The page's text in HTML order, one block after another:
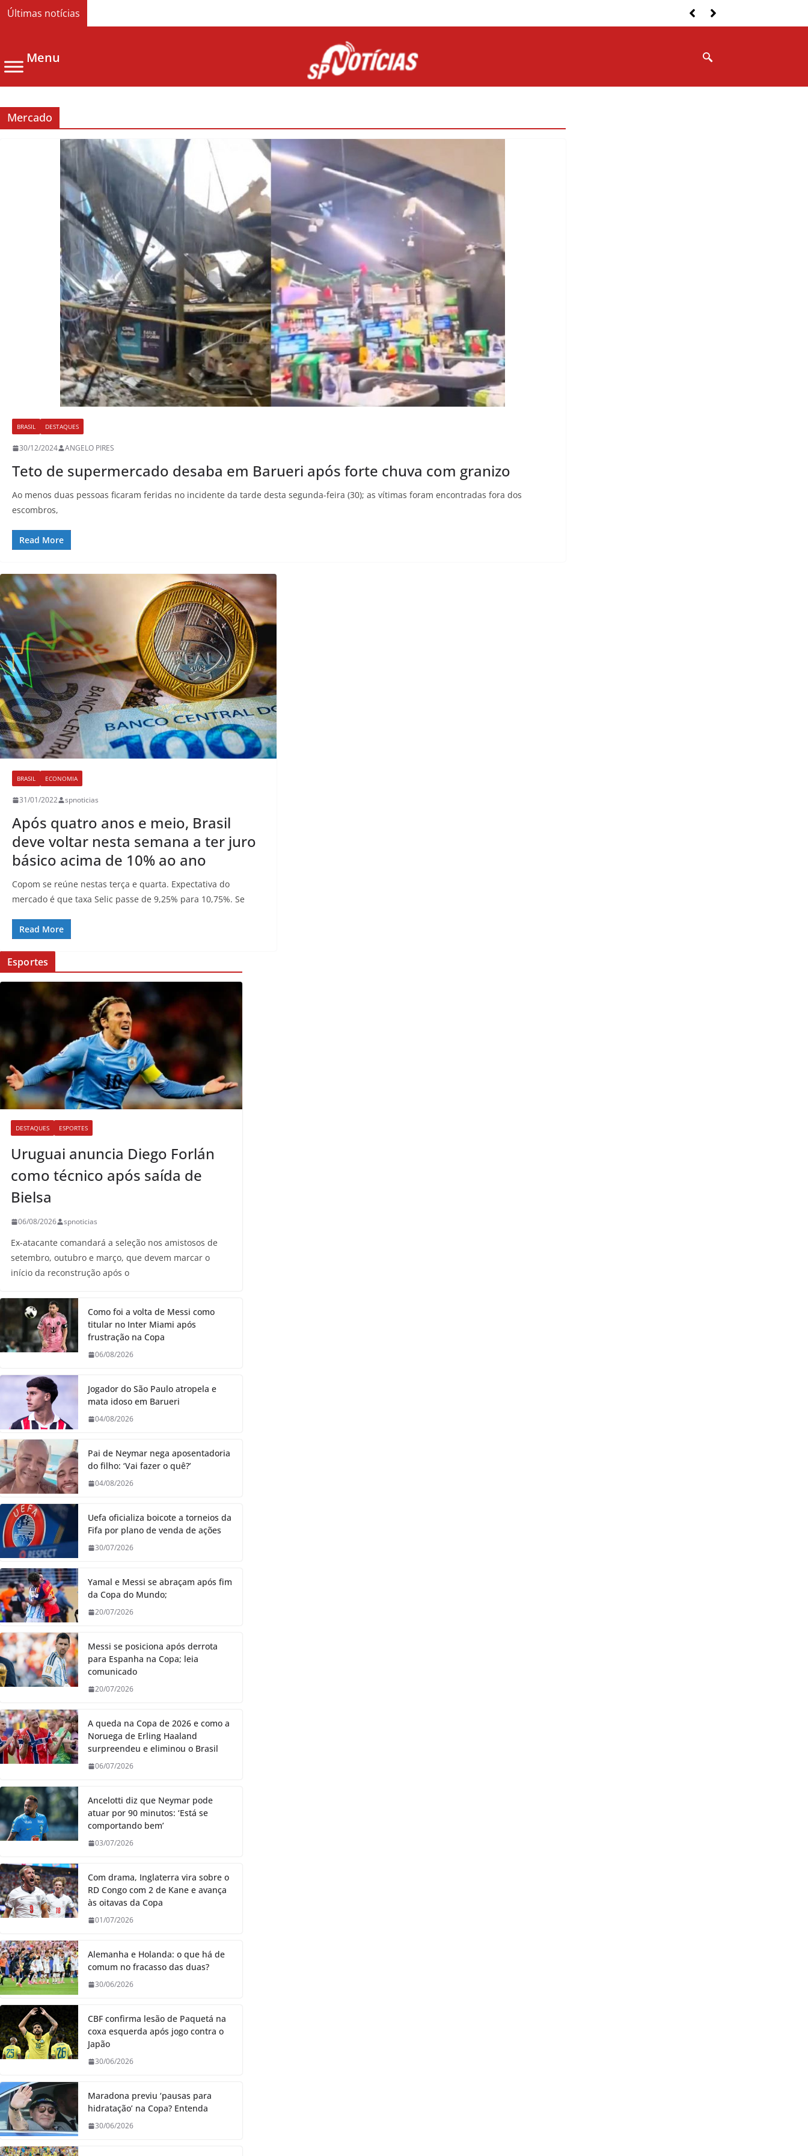
Últimas notícias
Menu
Mercado
BRASIL DESTAQUES
30/12/2024 ANGELO PIRES
Teto de supermercado desaba em Barueri após forte chuva com granizo
Ao menos duas pessoas ficaram feridas no incidente da tarde desta segunda-feira (30); as vítimas foram encontradas fora dos
escombros,
Read More
BRASIL ECONOMIA
31/01/2022 spnoticias
Após quatro anos e meio, Brasil
deve voltar nesta semana a ter juro
básico acima de 10% ao ano
Copom se reúne nestas terça e quarta. Expectativa do
mercado é que taxa Selic passe de 9,25% para 10,75%. Se
Read More
Esportes
DESTAQUES ESPORTES
Uruguai anuncia Diego Forlán
como técnico após saída de
Bielsa
06/08/2026 spnoticias
Ex-atacante comandará a seleção nos amistosos de
setembro, outubro e março, que devem marcar o
início da reconstrução após o
Como foi a volta de Messi como
titular no Inter Miami após
frustração na Copa
06/08/2026
Jogador do São Paulo atropela e
mata idoso em Barueri
04/08/2026
Pai de Neymar nega aposentadoria
do filho: ‘Vai fazer o quê?’
04/08/2026
Uefa oficializa boicote a torneios da
Fifa por plano de venda de ações
30/07/2026
Yamal e Messi se abraçam após fim
da Copa do Mundo;
20/07/2026
Messi se posiciona após derrota
para Espanha na Copa; leia
comunicado
20/07/2026
A queda na Copa de 2026 e como a
Noruega de Erling Haaland
surpreendeu e eliminou o Brasil
06/07/2026
Ancelotti diz que Neymar pode
atuar por 90 minutos: ‘Está se
comportando bem’
03/07/2026
Com drama, Inglaterra vira sobre o
RD Congo com 2 de Kane e avança
às oitavas da Copa
01/07/2026
Alemanha e Holanda: o que há de
comum no fracasso das duas?
30/06/2026
CBF confirma lesão de Paquetá na
coxa esquerda após jogo contra o
Japão
30/06/2026
Maradona previu ‘pausas para
hidratação’ na Copa? Entenda
30/06/2026